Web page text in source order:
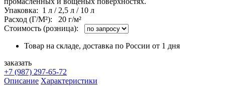
Упаковка: 1 л / 2,5 л / 10 л
Расход (Г/М²): 20 г/м²
Стоимость (розница):
Товар на складе, доставка по России от 1 дня
заказать
+7 (987) 297-65-72
Описание Характеристики